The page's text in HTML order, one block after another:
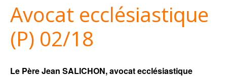
Avocat ecclésiastique
(P) 02/18
Le Père Jean SALICHON, avocat ecclésiastique